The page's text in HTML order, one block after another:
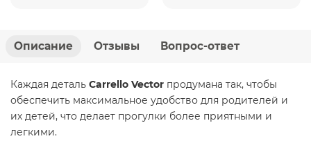
Описание Отзывы Вопрос-ответ
Каждая деталь Carrello Vector продумана так, чтобы
обеспечить максимальное удобство для родителей и
их детей, что делает прогулки более приятными и
легкими.